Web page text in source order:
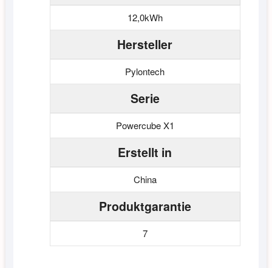
12,0kWh
Hersteller
Pylontech
Serie
Powercube X1
Erstellt in
China
Produktgarantie
7